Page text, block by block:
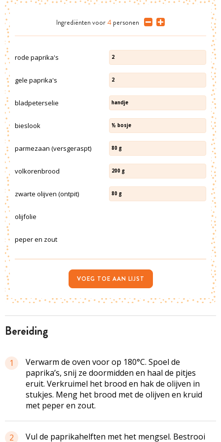
bereiding
1
Verwarm de oven voor op 180°C. Spoel de
paprika’s, snij ze doormidden en haal de pitjes
eruit. Verkruimel het brood en hak de olijven in
stukjes. Meng het brood met de olijven en kruid
met peper en zout.
2
Vul de paprikahelften met het mengsel. Bestrooi
Ingrediënten voor 4 personen
rode paprika's 2
gele paprika's 2
bladpeterselie handje
bieslook ½ bosje
parmezaan (versgeraspt) 80 g
volkorenbrood 200 g
zwarte olijven (ontpit) 80 g
olijfolie
peper en zout
VOEG TOE AAN LIJST